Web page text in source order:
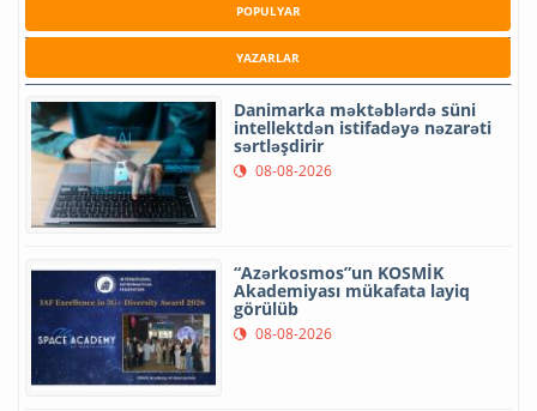
POPULYAR
YAZARLAR
Danimarka məktəblərdə süni
intellektdən istifadəyə nəzarəti
sərtləşdirir
08-08-2026
“Azərkosmos”un KOSMİK
Akademiyası mükafata layiq
görülüb
08-08-2026